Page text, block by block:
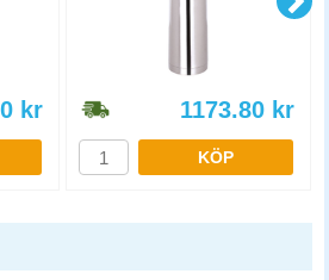
kr 1173.80 kr
KÖP